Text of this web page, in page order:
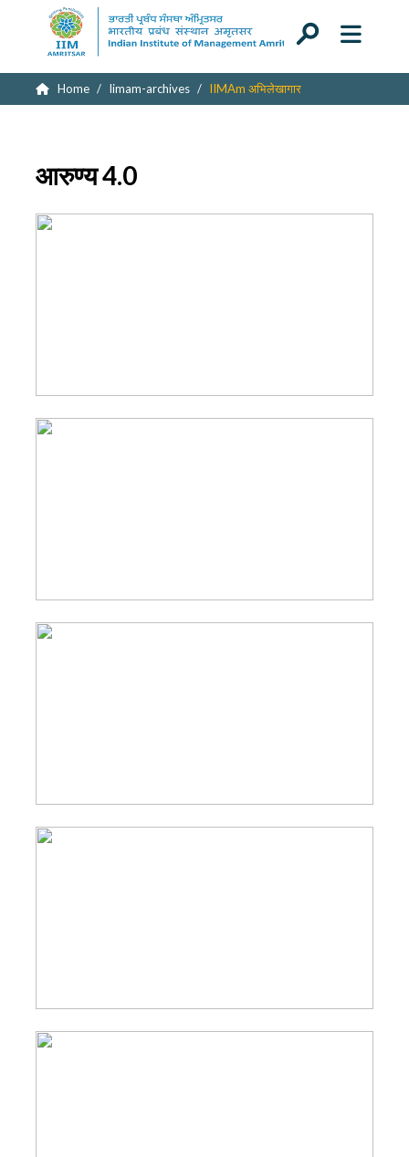
Home Iimam-archives IIMAm अभिलेखागार
आरुण्य 4.0